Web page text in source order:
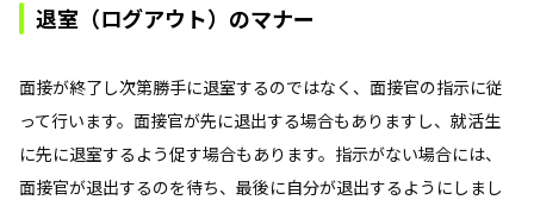
退室（ログアウト）のマナー
面接が終了し次第勝手に退室するのではなく、面接官の指示に従
って行います。面接官が先に退出する場合もありますし、就活生
に先に退室するよう促す場合もあります。指示がない場合には、
面接官が退出するのを待ち、最後に自分が退出するようにしまし